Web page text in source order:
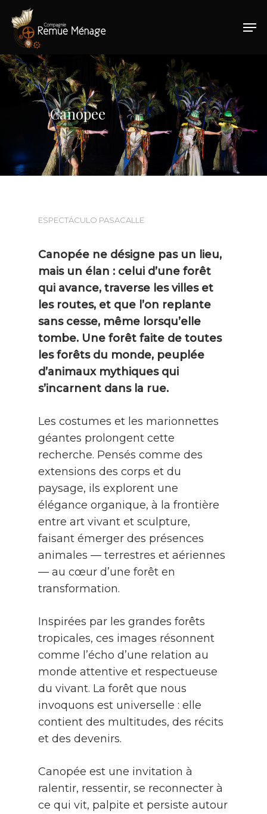
Hit enter to search or ESC to close
Canopee
ESPECTÁCULO PASACALLE
Canopée ne désigne pas un lieu,
mais un élan : celui d’une forêt
qui avance, traverse les villes et
les routes, et que l’on replante
sans cesse, même lorsqu’elle
tombe. Une forêt faite de toutes
les forêts du monde, peuplée
d’animaux mythiques qui
s’incarnent dans la rue.
Les costumes et les marionnettes
géantes prolongent cette
recherche. Pensés comme des
extensions des corps et du
paysage, ils explorent une
élégance organique, à la frontière
entre art vivant et sculpture,
faisant émerger des présences
animales — terrestres et aériennes
— au cœur d’une forêt en
transformation.
Inspirées par les grandes forêts
tropicales, ces images résonnent
comme l’écho d’une relation au
monde attentive et respectueuse
du vivant. La forêt que nous
invoquons est universelle : elle
contient des multitudes, des récits
et des devenirs.
Canopée est une invitation à
ralentir, ressentir, se reconnecter à
ce qui vit, palpite et persiste autour